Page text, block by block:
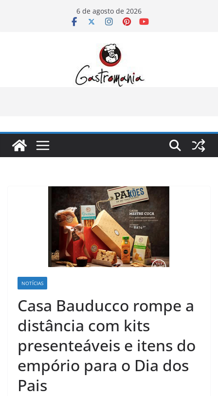
6 de agosto de 2026
NOTÍCIAS
Casa Bauducco rompe a
distância com kits
presenteáveis e itens do
empório para o Dia dos
Pais